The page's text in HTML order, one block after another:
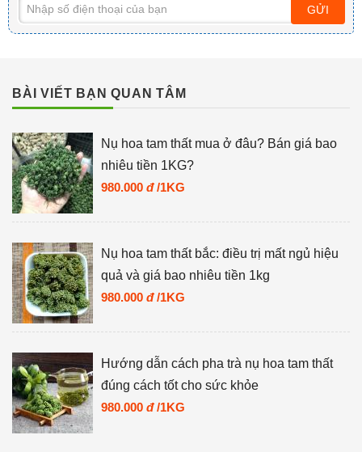
GỬI
BÀI VIẾT BẠN QUAN TÂM
Nụ hoa tam thất mua ở đâu? Bán giá bao
nhiêu tiền 1KG?
980.000 đ /1KG
Nụ hoa tam thất bắc: điều trị mất ngủ hiệu
quả và giá bao nhiêu tiền 1kg
980.000 đ /1KG
Hướng dẫn cách pha trà nụ hoa tam thất
đúng cách tốt cho sức khỏe
980.000 đ /1KG